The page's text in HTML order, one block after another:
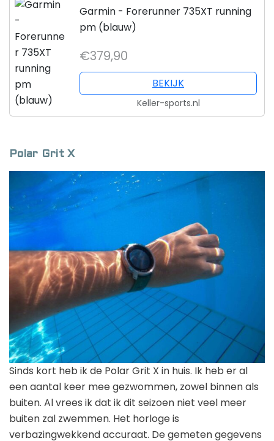
Garmin - Forerunner 735XT running
pm (blauw)
€379,90
BEKIJK
Keller-sports.nl
Polar Grit X
Sinds kort heb ik de Polar Grit X in huis. Ik heb er al
een aantal keer mee gezwommen, zowel binnen als
buiten. Al vrees ik dat ik dit seizoen niet veel meer
buiten zal zwemmen. Het horloge is
verbazingwekkend accuraat. De gemeten gegevens